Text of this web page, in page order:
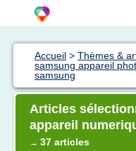
Accueil > Thèmes &
samsung appareil
samsung
Articles
appareil
→ 37 articles